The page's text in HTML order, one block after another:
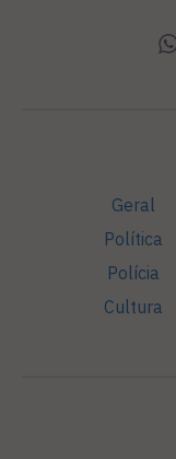
Geral
Política
Polícia
Cultura